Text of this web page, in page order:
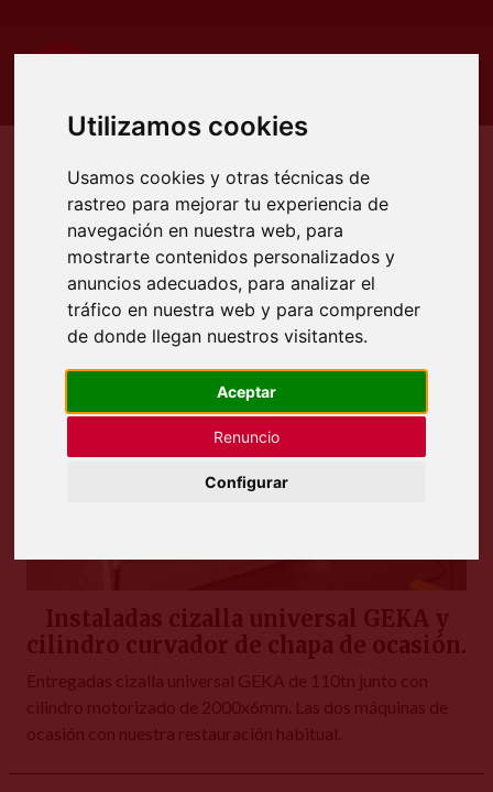
Utilizamos cookies
Usamos cookies y otras técnicas de
rastreo para mejorar tu experiencia de
navegación en nuestra web, para
mostrarte contenidos personalizados y
anuncios adecuados, para analizar el
tráfico en nuestra web y para comprender
de donde llegan nuestros visitantes.
Aceptar
Renuncio
Configurar
Etiqueta: cilindro curvador
Instaladas cizalla universal GEKA y
cilindro curvador de chapa de ocasión.
Entregadas cizalla universal GEKA de 110tn junto con
cilindro motorizado de 2000x6mm. Las dos máquinas de
ocasión con nuestra restauración habitual.